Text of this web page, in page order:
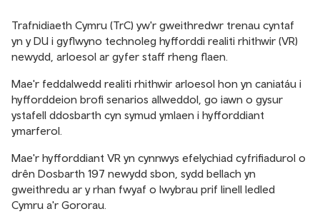
Trafnidiaeth Cymru (TrC) yw'r gweithredwr trenau cyntaf
yn y DU i gyflwyno technoleg hyfforddi realiti rhithwir (VR)
newydd, arloesol ar gyfer staff rheng flaen.
Mae'r feddalwedd realiti rhithwir arloesol hon yn caniatáu i
hyfforddeion brofi senarios allweddol, go iawn o gysur
ystafell ddosbarth cyn symud ymlaen i hyfforddiant
ymarferol.
Mae'r hyfforddiant VR yn cynnwys efelychiad cyfrifiadurol o
drên Dosbarth 197 newydd sbon, sydd bellach yn
gweithredu ar y rhan fwyaf o lwybrau prif linell ledled
Cymru a'r Gororau.